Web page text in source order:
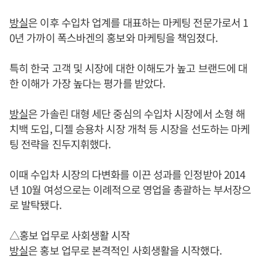
방실은 이후 수입차 업계를 대표하는 마케팅 전문가로서 1
0년 가까이 폭스바겐의 홍보와 마케팅을 책임졌다.
특히 한국 고객 및 시장에 대한 이해도가 높고 브랜드에 대
한 이해가 가장 높다는 평가를 받았다.
방실은 가솔린 대형 세단 중심의 수입차 시장에서 소형 해
치백 도입, 디젤 승용차 시장 개척 등 시장을 선도하는 마케
팅 전략을 진두지휘했다.
이때 수입차 시장의 다변화를 이끈 성과를 인정받아 2014
년 10월 여성으로는 이례적으로 영업을 총괄하는 부서장으
로 발탁됐다.
△홍보 업무로 사회생활 시작
방실은 홍보 업무로 본격적인 사회생활을 시작했다.